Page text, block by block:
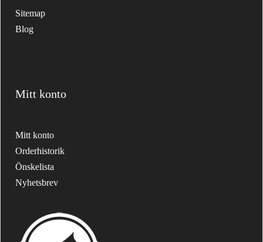
Sitemap
Blog
Mitt konto
Mitt konto
Orderhistorik
Önskelista
Nyhetsbrev